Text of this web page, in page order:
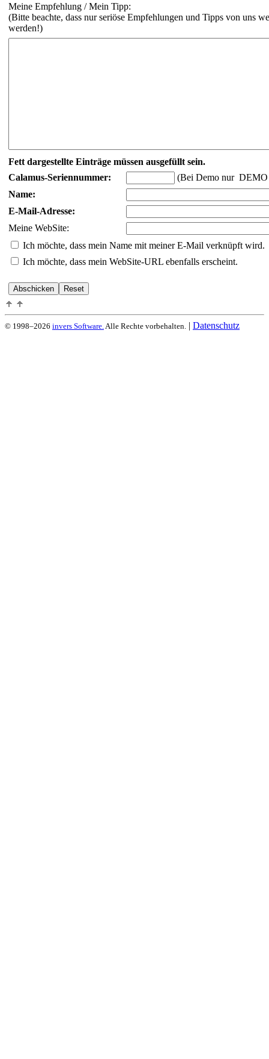
Meine Empfehlung / Mein Tipp:
(Bitte beachte, dass nur seriöse Empfehlungen und Tipps von uns
werden!)
Fett dargestellte Einträge müssen ausgefüllt sein.
Calamus-Seriennummer:
(Bei Demo nur
Name:
E-Mail-Adresse:
Meine WebSite:
Ich möchte, dass mein Name mit meiner E-Mail verknüpft wird.
Ich möchte, dass mein WebSite-URL ebenfalls erscheint.
© 1998–2026 invers Software. Alle Rechte vorbehalten. | Datenschutz